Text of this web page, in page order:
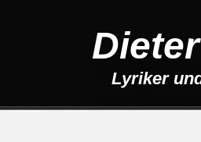
Lyriker